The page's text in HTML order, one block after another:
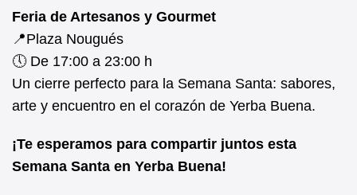
Feria de Artesanos y Gourmet
📍Plaza Nougués
🕔 De 17:00 a 23:00 h
Un cierre perfecto para la Semana Santa: sabores,
arte y encuentro en el corazón de Yerba Buena.
¡Te esperamos para compartir juntos esta
Semana Santa en Yerba Buena!